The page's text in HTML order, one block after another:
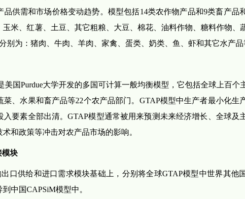
供需和市场价格变动趋势。模型包括14类农作物产品和9类畜产品
米、红薯、土豆、其它粗粮、大豆、棉花、油料作物、糖料作物、
别为：猪肉、牛肉、羊肉、家禽、蛋类、奶类、鱼、虾和其它水产品
美国Purdue大学开发的多国可计算一般均衡模型，它包括全球上百个
、水果和畜产品等22个农产品部门。GTAP模型中生产者最小化生
要素全部出清。GTAP模型通常被用来预测未来经济增长、全球及
和政策等冲击对农产品市场的影响。
模块
口供给和进口需求模块基础上，分别将全球GTAP模型中世界其他
中国CAPSiM模型中。